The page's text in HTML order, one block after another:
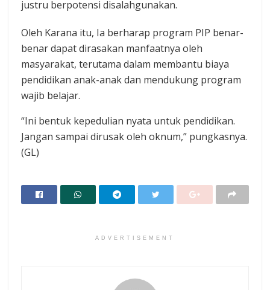
justru berpotensi disalahgunakan.
Oleh Karana itu, Ia berharap program PIP benar-
benar dapat dirasakan manfaatnya oleh
masyarakat, terutama dalam membantu biaya
pendidikan anak-anak dan mendukung program
wajib belajar.
“Ini bentuk kepedulian nyata untuk pendidikan.
Jangan sampai dirusak oleh oknum,” pungkasnya.
(GL)
ADVERTISEMENT